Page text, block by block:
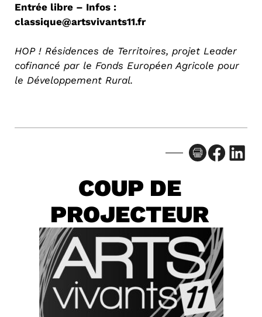
Entrée libre – Infos :
classique@artsvivants11.fr
HOP ! Résidences de Territoires, projet Leader
cofinancé par le Fonds Européen Agricole pour
le Développement Rural.
Facebook LinkedIn
COUP DE
PROJECTEUR